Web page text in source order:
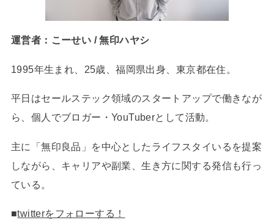
運営者：こーせい / 無印ハヤシ
1995年生まれ、25歳、福岡県出身、東京都在住。
平日はセールステック領域のスタートアップで働きなが
ら、個人でブロガー・YouTuberとして活動。
主に「無印良品」を中心としたライフスタイいるを提案
しながら、キャリアや副業、生き方に関する発信も行っ
ている。
■twitterをフォローする！